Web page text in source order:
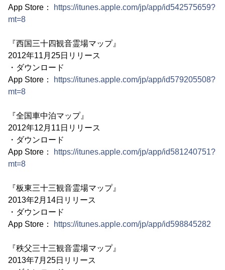
App Store：
https://itunes.apple.com/jp/app/id542575659?
mt=8
『西国三十四観音霊場マップ』
2012年11月25日リリース
・ダウンロード
App Store：
https://itunes.apple.com/jp/app/id579205508?
mt=8
『全国車中泊マップ』
2012年12月11日リリース
・ダウンロード
App Store：
https://itunes.apple.com/jp/app/id581240751?
mt=8
『板東三十三観音霊場マップ』
2013年2月14日リリース
・ダウンロード
App Store：
https://itunes.apple.com/jp/app/id598845282
『秩父三十三観音霊場マップ』
2013年7月25日リリース